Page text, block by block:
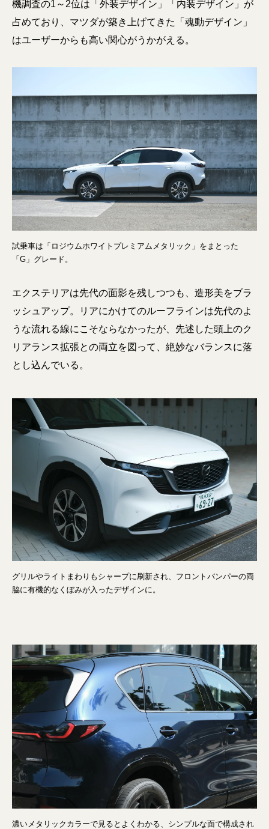
機調査の1～2位は「外装デザイン」「内装デザイン」が
占めており、マツダが築き上げてきた「魂動デザイン」
はユーザーからも高い関心がうかがえる。
試乗車は「ロジウムホワイトプレミアムメタリック」をまとった
「G」グレード。
エクステリアは先代の面影を残しつつも、造形美をブラ
ッシュアップ。リアにかけてのルーフラインは先代のよ
うな流れる線にこそならなかったが、先述した頭上のク
リアランス拡張との両立を図って、絶妙なバランスに落
とし込んでいる。
グリルやライトまわりもシャープに刷新され、フロントバンパーの両
脇に有機的なくぼみが入ったデザインに。
濃いメタリックカラーで見るとよくわかる、シンプルな面で構成され